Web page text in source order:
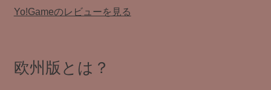
Yo!Gameのレビューを見る
欧州版とは？